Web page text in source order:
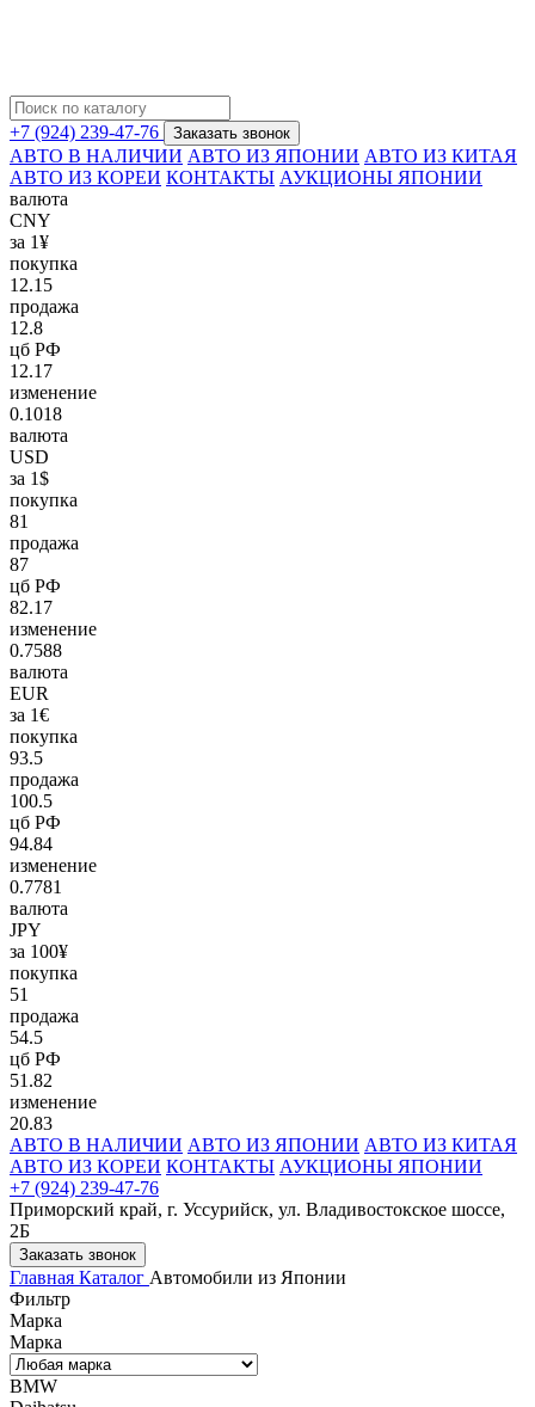
+7 (924) 239-47-76 Заказать звонок
АВТО В НАЛИЧИИ АВТО ИЗ ЯПОНИИ АВТО ИЗ КИТАЯ
АВТО ИЗ КОРЕИ КОНТАКТЫ АУКЦИОНЫ ЯПОНИИ
валюта
CNY
за 1¥
покупка
12.15
продажа
12.8
цб РФ
12.17
изменение
0.1018
валюта
USD
за 1$
покупка
81
продажа
87
цб РФ
82.17
изменение
0.7588
валюта
EUR
за 1€
покупка
93.5
продажа
100.5
цб РФ
94.84
изменение
0.7781
валюта
JPY
за 100¥
покупка
51
продажа
54.5
цб РФ
51.82
изменение
20.83
АВТО В НАЛИЧИИ АВТО ИЗ ЯПОНИИ АВТО ИЗ КИТАЯ
АВТО ИЗ КОРЕИ КОНТАКТЫ АУКЦИОНЫ ЯПОНИИ
+7 (924) 239-47-76
Приморский край, г. Уссурийск, ул. Владивостокское шоссе,
2Б
Заказать звонок
Главная Каталог Автомобили из Японии
Фильтр
Марка
Марка
BMW